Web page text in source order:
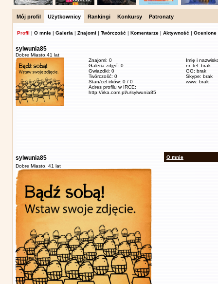
Mój profil Użytkownicy Rankingi Konkursy Patronaty
Profil | O mnie | Galeria | Znajomi | Twórczość | Komentarze | Aktywność | Ocenione
sylwunia85
Dobre Miasto, 41 lat
Znajomi: 0
Galeria zdjęć: 0
Gwiazdki: 0
Twórczość: 0
Stan/cel irków: 0 / 0
Adres profilu w IRCE:
http://irka.com.pl/u/sylwunia85
Imię i
nr. tel: brak
GG: brak
Skype: brak
www: brak
sylwunia85
Dobre Miasto, 41 lat
O mnie